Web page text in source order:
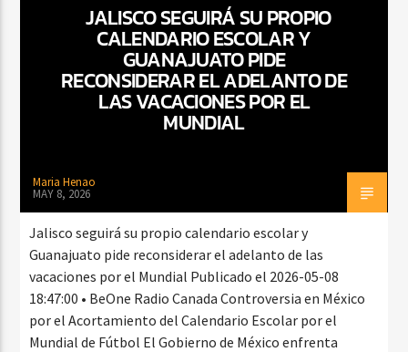
JALISCO SEGUIRÁ SU PROPIO
CALENDARIO ESCOLAR Y
GUANAJUATO PIDE
RECONSIDERAR EL ADELANTO DE
LAS VACACIONES POR EL
MUNDIAL
Maria Henao
MAY 8, 2026
Jalisco seguirá su propio calendario escolar y
Guanajuato pide reconsiderar el adelanto de las
vacaciones por el Mundial Publicado el 2026-05-08
18:47:00 • BeOne Radio Canada Controversia en México
por el Acortamiento del Calendario Escolar por el
Mundial de Fútbol El Gobierno de México enfrenta